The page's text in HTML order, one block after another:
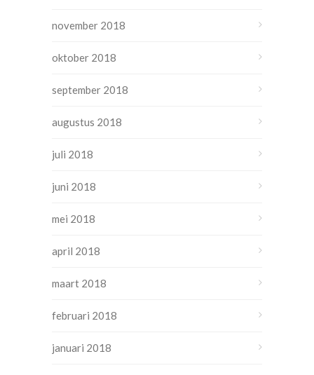
november 2018
oktober 2018
september 2018
augustus 2018
juli 2018
juni 2018
mei 2018
april 2018
maart 2018
februari 2018
januari 2018